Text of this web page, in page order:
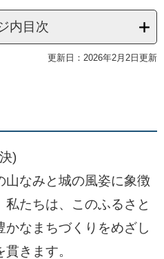
内目次
更新日：2026年2月2日更新
)
山なみと城の風姿に象徴
たちは、このふるさと
なまちづくりをめざし
きます。